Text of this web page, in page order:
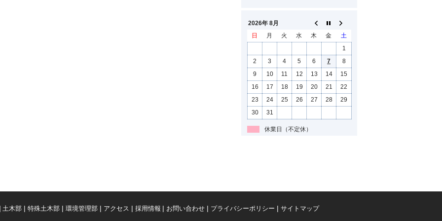
2026年 8月
日
月 火 水 木 金
土
1
2
3 4 5 6 7
8
9
10 11 12 13 14
15
16
17 18 19 20 21
22
23
24 25 26 27 28
29
30
31
休業日（不定休）
土木部 特殊土木部 環境管理部 アクセス 採用情報 お問い合わせ プライバシーポリシー サイトマップ